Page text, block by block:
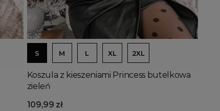
Dodaj do koszyka
S M L XL 2XL
Koszula z kieszeniami Princess butelkowa
zieleń
109,99 zł